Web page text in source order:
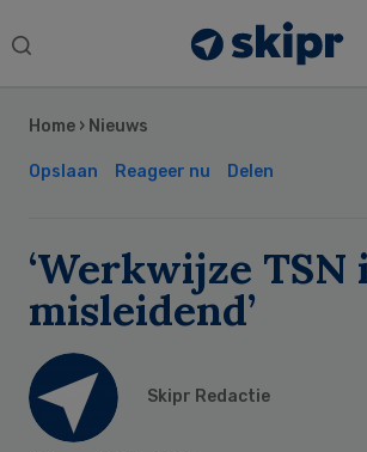
Search
Home › Nieuws
Opslaan Reageer nu Delen
‘Werkwijze TSN
misleidend’
Skipr Redactie
Sidebar